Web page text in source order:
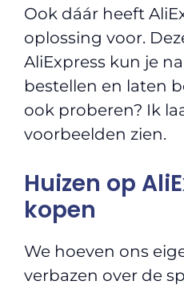
Ook dáár heeft
oplossing voor.
AliExpress kun je
bestellen en laten
ook proberen? Ik
voorbeelden zien.
Huizen op
kopen
We hoeven ons
verbazen over de